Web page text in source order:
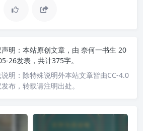
明： 本站原创文章，由 奈何一书生 20
26发表，共计375字。
明： 除特殊说明外本站文章皆由CC-4.0
布，转载请注明出处。